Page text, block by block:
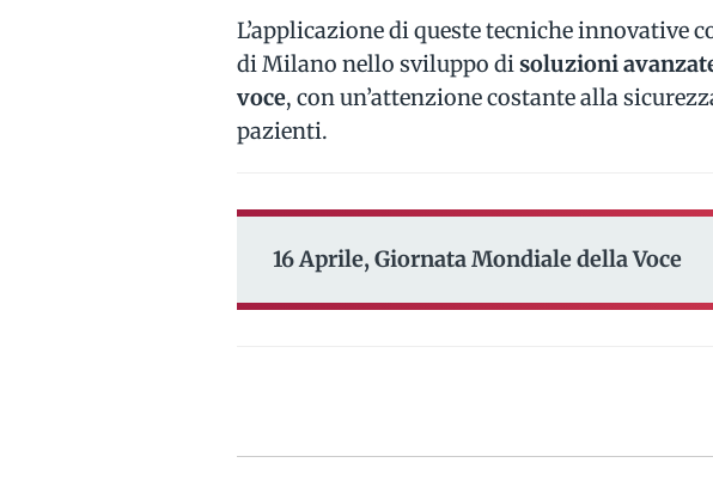
L’applicazione di queste tecniche innovative
di Milano nello sviluppo disoluzioni
voce, con un’attenzione costante alla
pazienti.
16 Aprile, Giornata Mondiale della Voce